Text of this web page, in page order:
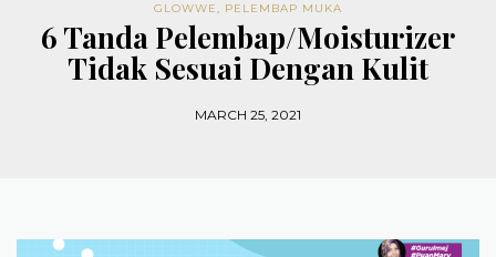
GLOWWE, PELEMBAP MUKA
6 Tanda Pelembap/Moisturizer
Tidak Sesuai Dengan Kulit
MARCH 25, 2021